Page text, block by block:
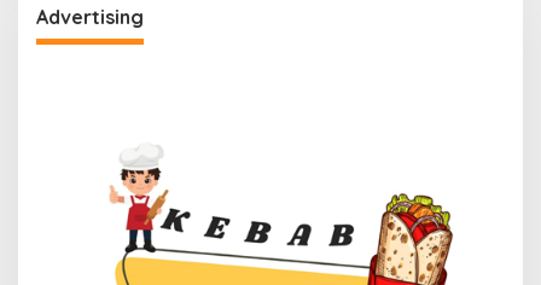
Advertising